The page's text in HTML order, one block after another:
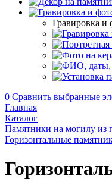
Гравировка и
0 Сравнить выбранные
Главная
Каталог
Памятники на могилу из
Горизонтальные